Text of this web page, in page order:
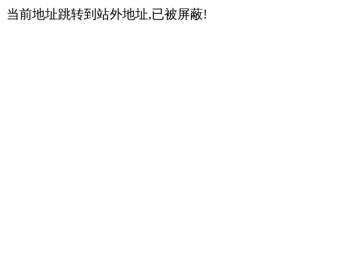
当前地址跳转到站外地址,已被屏蔽!